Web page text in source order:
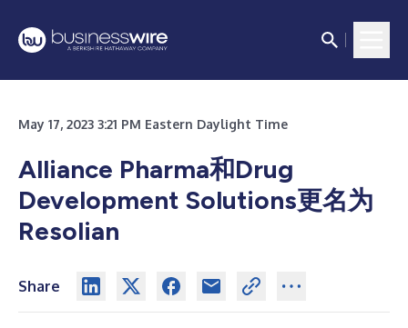
May 17, 2023 3:21 PM Eastern Daylight Time
Alliance Pharma和Drug
Development Solutions更名为
Resolian
Share